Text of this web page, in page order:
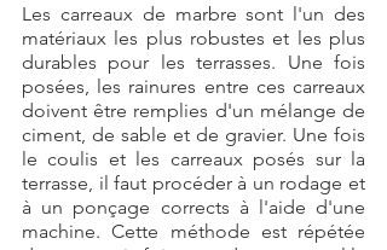
Les carreaux de marbre sont l'un des
matériaux les plus robustes et les plus
durables pour les terrasses. Une fois
posées, les rainures entre ces carreaux
doivent être remplies d'un mélange de
ciment, de sable et de gravier. Une fois
le coulis et les carreaux posés sur la
terrasse, il faut procéder à un rodage et
à un ponçage corrects à l'aide d'une
machine. Cette méthode est répétée